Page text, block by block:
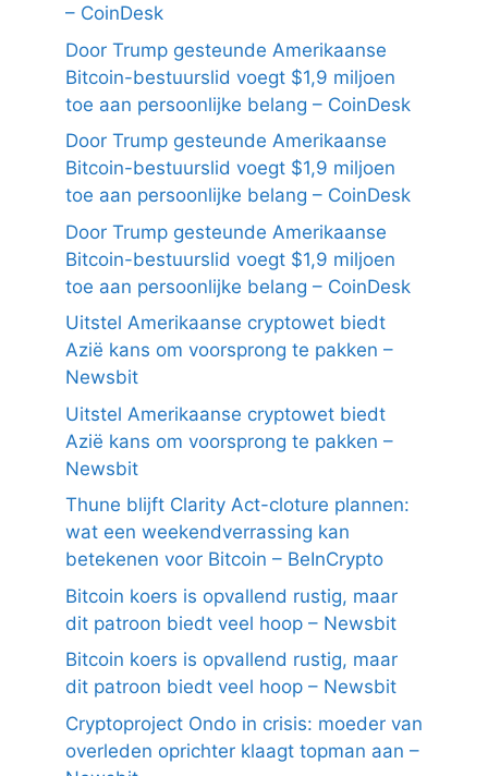
– CoinDesk
Door Trump gesteunde Amerikaanse
Bitcoin-bestuurslid voegt $1,9 miljoen
toe aan persoonlijke belang – CoinDesk
Door Trump gesteunde Amerikaanse
Bitcoin-bestuurslid voegt $1,9 miljoen
toe aan persoonlijke belang – CoinDesk
Door Trump gesteunde Amerikaanse
Bitcoin-bestuurslid voegt $1,9 miljoen
toe aan persoonlijke belang – CoinDesk
Uitstel Amerikaanse cryptowet biedt
Azië kans om voorsprong te pakken –
Newsbit
Uitstel Amerikaanse cryptowet biedt
Azië kans om voorsprong te pakken –
Newsbit
Thune blijft Clarity Act-cloture plannen:
wat een weekendverrassing kan
betekenen voor Bitcoin – BeInCrypto
Bitcoin koers is opvallend rustig, maar
dit patroon biedt veel hoop – Newsbit
Bitcoin koers is opvallend rustig, maar
dit patroon biedt veel hoop – Newsbit
Cryptoproject Ondo in crisis: moeder van
overleden oprichter klaagt topman aan –